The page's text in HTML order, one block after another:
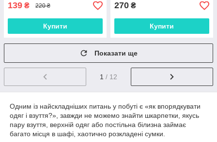
139 ₴ 220 ₴
Купити
270 ₴
Купити
Показати ще
1 / 12
Одним із найскладніших питань у побуті є «як впорядкувати
одяг і взуття?», завжди не можемо знайти шкарпетки, якусь
пару взуття, верхній одяг або постільна білизна займає
багато місця в шафі, хаотично розкладені сумки.